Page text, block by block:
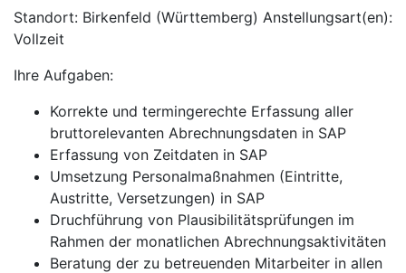
Standort: Birkenfeld (Württemberg) Anstellungsart(en):
Vollzeit
Ihre Aufgaben:
Korrekte und termingerechte Erfassung aller
bruttorelevanten Abrechnungsdaten in SAP
Erfassung von Zeitdaten in SAP
Umsetzung Personalmaßnahmen (Eintritte,
Austritte, Versetzungen) in SAP
Druchführung von Plausibilitätsprüfungen im
Rahmen der monatlichen Abrechnungsaktivitäten
Beratung der zu betreuenden Mitarbeiter in allen